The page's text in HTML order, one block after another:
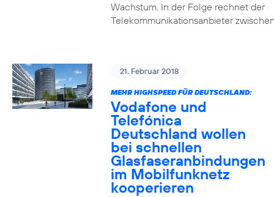
Wachstum. In der Folge rechnet der
Telekommunikationsanbieter
21. Februar 2018
MEHR HIGHSPEED FÜR DEUTSCHLAND:
Vodafone und
Telefónica
Deutschland wollen
bei schnellen
Glasfaseranbindungen
im Mobilfunknetz
kooperieren